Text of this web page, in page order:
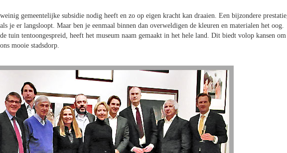
gemeentelijke subsidie nodig heeft en zo op eigen kracht kan draaien. Een bijzondere prestatie,
je er langsloopt. Maar ben je eenmaal binnen dan overweldigen de kleuren en materialen het oog.
tuin tentoongespreid, heeft het museum naam gemaakt in het hele land. Dit biedt volop kansen om
mooie stadsdorp.